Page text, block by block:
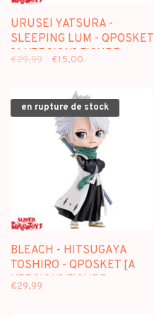
URUSEI YATSURA -
SLEEPING LUM - QPOSKET
[A VERSION] FIGURE
€29,99 €15,00
en rupture de stock
BLEACH - HITSUGAYA
TOSHIRO - QPOSKET [A
VERSION] FIGURE
€29,99